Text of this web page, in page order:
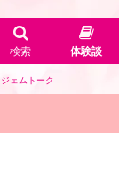
検索 体験談
ジェムトーク